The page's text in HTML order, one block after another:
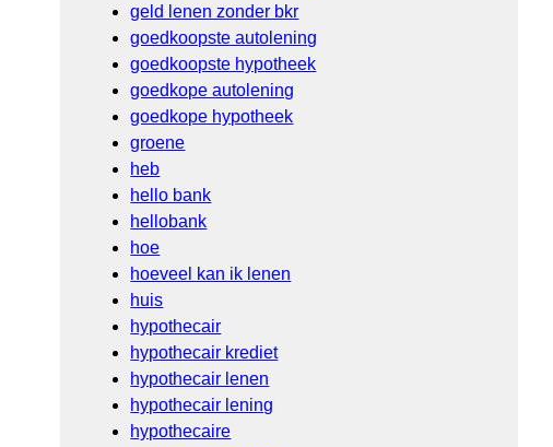
geld lenen zonder bkr
goedkoopste autolening
goedkoopste hypotheek
goedkope autolening
goedkope hypotheek
groene
heb
hello bank
hellobank
hoe
hoeveel kan ik lenen
huis
hypothecair
hypothecair krediet
hypothecair lenen
hypothecair lening
hypothecaire